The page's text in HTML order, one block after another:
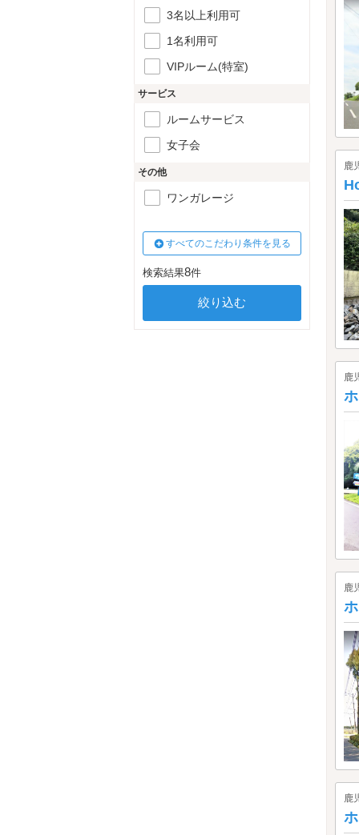
鹿
鹿
鹿
鹿
3名以上利用可
1名利用可
VIPルーム(特室)
サービス
ルームサービス
女子会
その他
ワンガレージ
すべてのこだわり条件を見る
検索結果8件